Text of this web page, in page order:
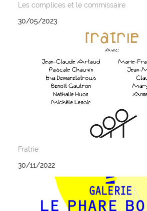
Les complices et le commissaire
30/05/2023
Fratrie
30/11/2022